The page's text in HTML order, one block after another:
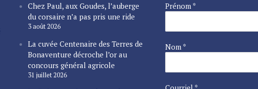
Chez Paul, aux Goudes, l’auberge
du corsaire n’a pas pris une ride
3 août 2026
La cuvée Centenaire des Terres de
Bonaventure décroche l’or au
concours général agricole
31 juillet 2026
Prénom *
Nom *